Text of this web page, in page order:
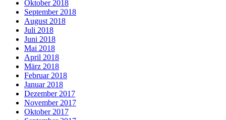
Oktober 2018
September 2018
August 2018
Juli 2018
Juni 2018
Mai 2018
April 2018
März 2018
Februar 2018
Januar 2018
Dezember 2017
November 2017
Oktober 2017